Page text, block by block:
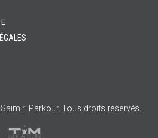
Parkour. Tous droits réservés.